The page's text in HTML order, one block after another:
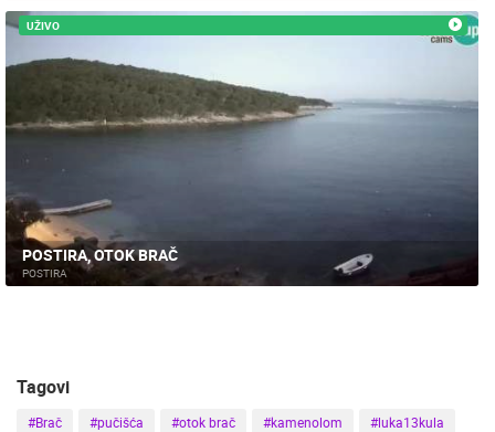
UŽIVO
POSTIRA, OTOK BRAČ
POSTIRA
Tagovi
#Brač #pučišća #otok brač #kamenolom
#luka13kula